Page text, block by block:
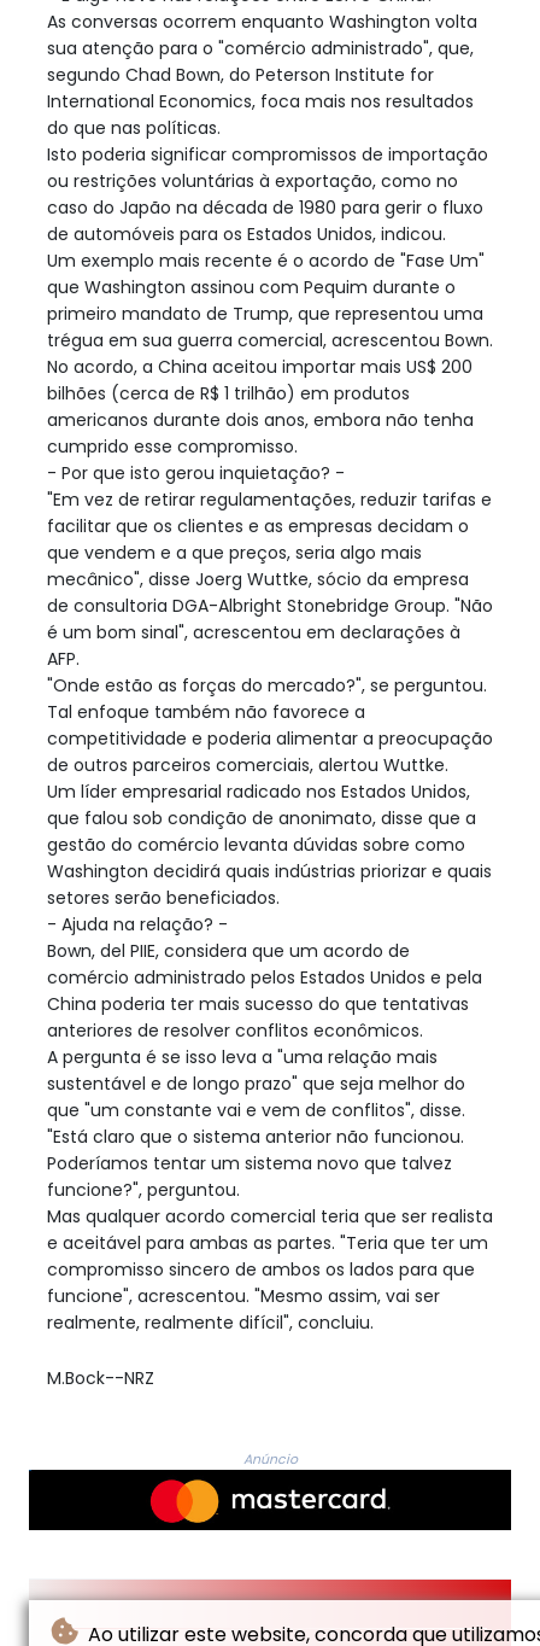
Ao utilizar este website, concorda que
As conversas ocorrem enquanto Washington volta
sua atenção para o "comércio administrado", que,
segundo Chad Bown, do Peterson Institute for
International Economics, foca mais nos resultados
do que nas políticas.
Isto poderia significar compromissos de importação
ou restrições voluntárias à exportação, como no
caso do Japão na década de 1980 para gerir o fluxo
de automóveis para os Estados Unidos, indicou.
Um exemplo mais recente é o acordo de "Fase Um"
que Washington assinou com Pequim durante o
primeiro mandato de Trump, que representou uma
trégua em sua guerra comercial, acrescentou Bown.
No acordo, a China aceitou importar mais US$ 200
bilhões (cerca de R$ 1 trilhão) em produtos
americanos durante dois anos, embora não tenha
cumprido esse compromisso.
- Por que isto gerou inquietação? -
"Em vez de retirar regulamentações, reduzir tarifas e
facilitar que os clientes e as empresas decidam o
que vendem e a que preços, seria algo mais
mecânico", disse Joerg Wuttke, sócio da empresa
de consultoria DGA-Albright Stonebridge Group. "Não
é um bom sinal", acrescentou em declarações à
AFP.
"Onde estão as forças do mercado?", se perguntou.
Tal enfoque também não favorece a
competitividade e poderia alimentar a preocupação
de outros parceiros comerciais, alertou Wuttke.
Um líder empresarial radicado nos Estados Unidos,
que falou sob condição de anonimato, disse que a
gestão do comércio levanta dúvidas sobre como
Washington decidirá quais indústrias priorizar e quais
setores serão beneficiados.
- Ajuda na relação? -
Bown, del PIIE, considera que um acordo de
comércio administrado pelos Estados Unidos e pela
China poderia ter mais sucesso do que tentativas
anteriores de resolver conflitos econômicos.
A pergunta é se isso leva a "uma relação mais
sustentável e de longo prazo" que seja melhor do
que "um constante vai e vem de conflitos", disse.
"Está claro que o sistema anterior não funcionou.
Poderíamos tentar um sistema novo que talvez
funcione?", perguntou.
Mas qualquer acordo comercial teria que ser realista
e aceitável para ambas as partes. "Teria que ter um
compromisso sincero de ambos os lados para que
funcione", acrescentou. "Mesmo assim, vai ser
realmente, realmente difícil", concluiu.
M.Bock--NRZ
Anúncio